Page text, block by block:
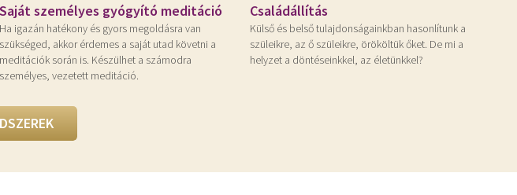
Saját személyes gyógyító meditáció
Ha igazán hatékony és gyors megoldásra van
szükséged, akkor érdemes a saját utad követni a
meditációk során is. Készülhet a számodra
személyes, vezetett meditáció.
Családállítás
Külső és belső tulajdonságainkban hasonlítunk a
szüleikre, az ő szüleikre, örököltük őket. De mi a
helyzet a döntéseinkkel, az életünkkel?